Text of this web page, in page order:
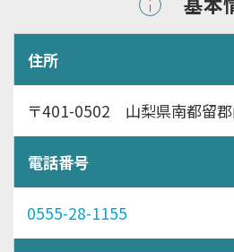
住所
〒401-0502 山梨県南都留
電話番号
0555-28-1155